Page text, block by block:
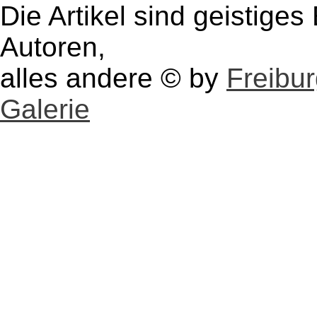
Die Artikel sind
Autoren,
alles andere © by
Galerie